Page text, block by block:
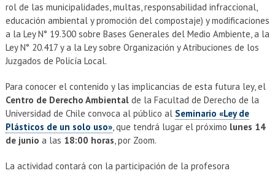
rol de las municipalidades, multas, responsabilidad infraccional,
educación ambiental y promoción del compostaje) y modificaciones
a la Ley N° 19.300 sobre Bases Generales del Medio Ambiente, a la
Ley N° 20.417 y a la Ley sobre Organización y Atribuciones de los
Juzgados de Policía Local.
Para conocer el contenido y las implicancias de esta futura ley, el
Centro de Derecho Ambientalde la Facultad de Derecho de la
Universidad de Chile convoca al público al Seminario «Ley de
Plásticos de un solo uso», que tendrá lugar el próximo lunes 14
de junio a las 18:00 horas, por Zoom.
La actividad contará con la participación de la profesora